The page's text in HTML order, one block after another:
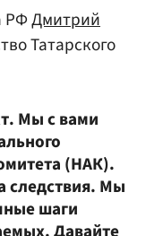
РФДмитрий
Татарского
Мы с вами
(НАК).
следствия. Мы
шаги